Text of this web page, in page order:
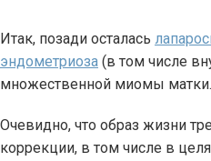
Итак, позади осталась
эндометриоза (в том числе
множественной миомы матки.
Очевидно, что образ жизни
коррекции, в том числе в